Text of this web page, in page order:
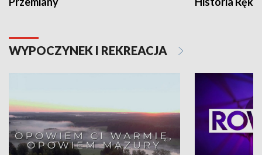
WYPOCZYNEK I REKREACJA